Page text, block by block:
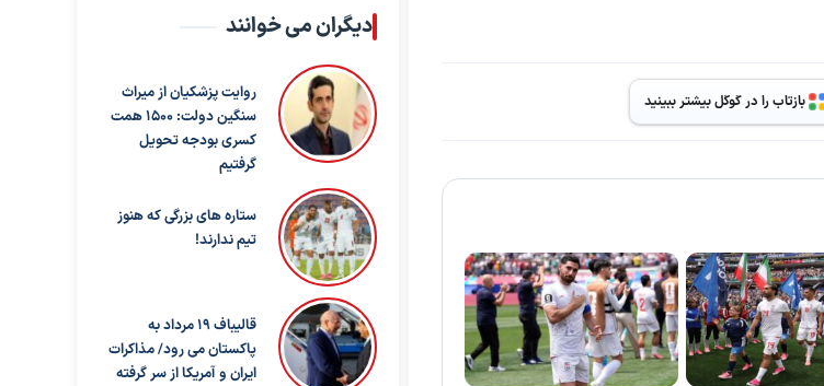
بازتاب را در گوگل بیشتر ببینید
دیگران می خوانند
روایت پزشکیان از میراث
سنگین دولت: ۱۵۰۰ همت
کسری بودجه تحویل
گرفتیم
ستاره های بزرگی که هنوز
تیم ندارند!
قالیباف ۱۹ مرداد به
پاکستان می رود/ مذاکرات
ایران و آمریکا از سر گرفته